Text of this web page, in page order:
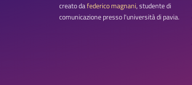
creato dafederico magnani, studente di
comunicazione presso l'università di pavia.